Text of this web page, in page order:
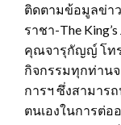
ติดตามข้อมูลข่า
ราชา-The
คุณจารุกัญญ์ โทร
กิจกรรมทุกท่าน
การฯ ซึ่งสามาร
ตนเองในการต่